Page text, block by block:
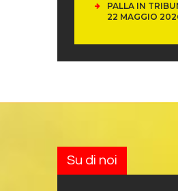
PALLA IN
22 MAGGIO
Su di noi